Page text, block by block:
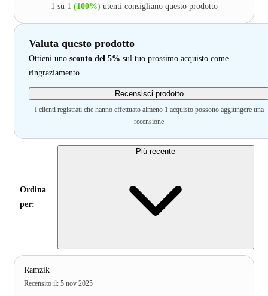
1 su 1 (100%) utenti consigliano questo prodotto
Valuta questo prodotto
Ottieni uno sconto del 5% sul tuo prossimo acquisto come
ringraziamento
Recensisci prodotto
I clienti registrati che hanno effettuato almeno 1 acquisto possono aggiungere una
recensione
Ordina
per:
Più recente
Ramzik
Recensito il: 5 nov 2025